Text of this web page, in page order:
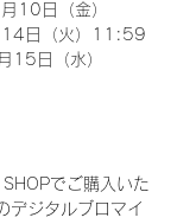
10日（金）
日（火）11:59
15日（水）
でご購入いた
デジタルブロマイ